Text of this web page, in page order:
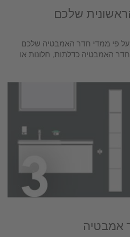
שלכם
פי ממדי חדר האמבטיה שלכם
האמבטיה כדלתות, חלונות או
אמבטיה